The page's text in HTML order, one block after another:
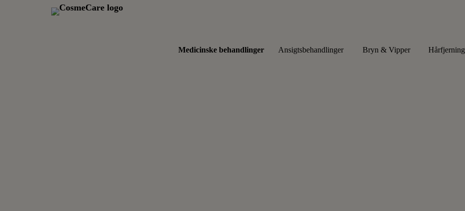
Medicinske behandlinger Ansigtsbehandlinger Bryn & Vipper Hårfjerning